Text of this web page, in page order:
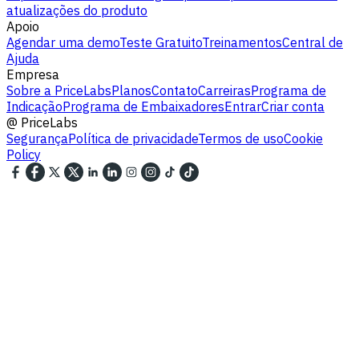
atualizações do produto
Apoio
Agendar uma demoTeste GratuitoTreinamentosCentral de
Ajuda
Empresa
Sobre a PriceLabsPlanosContatoCarreirasPrograma de
IndicaçãoPrograma de EmbaixadoresEntrarCriar conta
@ PriceLabs
SegurançaPolítica de privacidadeTermos de usoCookie
Policy